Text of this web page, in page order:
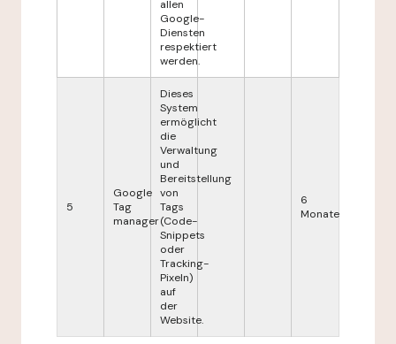
allen
Google-
Diensten
respektiert
werden.
5
Google
Tag
manager
Dieses
System
ermöglicht
die
Verwaltung
und
Bereitstellung
von
Tags
(Code-
Snippets
oder
Tracking-
Pixeln)
auf
der
Website.
6
Monate